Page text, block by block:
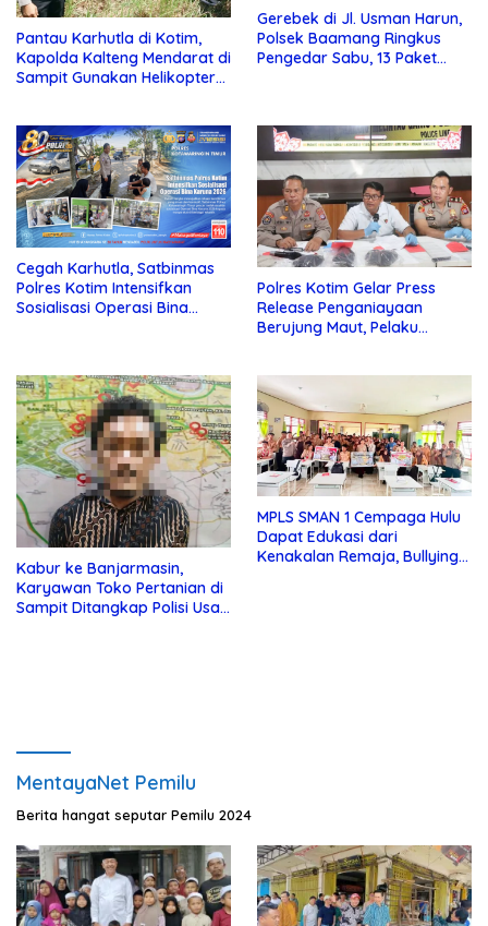
Pantau Karhutla di Kotim,
Kapolda Kalteng Mendarat di
Sampit Gunakan Helikopter
Gerebek di Jl. Usman Harun,
Polsek Baamang Ringkus
Pengedar Sabu, 13 Paket
Cegah Karhutla, Satbinmas
Polres Kotim Intensifkan
Sosialisasi Operasi Bina
Polres Kotim Gelar Press
Release Penganiayaan
Berujung Maut, Pelaku
Kabur ke Banjarmasin,
Karyawan Toko Pertanian di
Sampit Ditangkap Polisi Usai
MPLS SMAN 1 Cempaga Hulu
Dapat Edukasi dari
Kenakalan Remaja, Bullying
MentayaNet Pemilu
Berita hangat seputar Pemilu 2024